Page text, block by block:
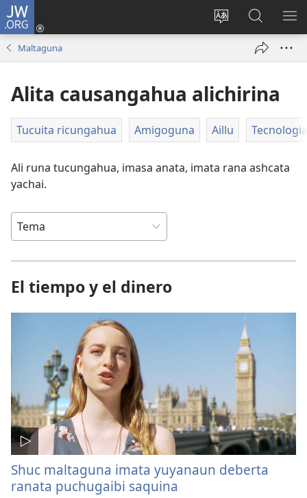
JW.ORG
Can
rimashca
shimima
Yaicungahua
callarina
ventana)
JW.ORGbi
mascana
Maltaguna
Alita causangahua alichirina
Tucuita ricungahua Amigoguna Aillu Tecnologia
Ali runa tucungahua, imasa anata, imata rana ashcata
yachai.
El tiempo y el dinero
Shuc maltaguna imata yuyanaun deberta
ranata puchugaibi saquina